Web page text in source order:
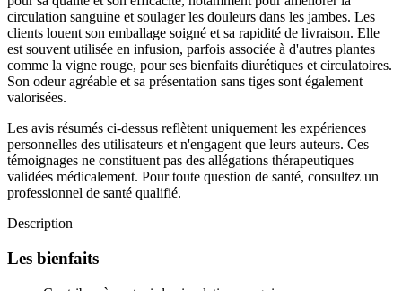
circulation sanguine et soulager les douleurs dans les jambes. Les
clients louent son emballage soigné et sa rapidité de livraison. Elle
est souvent utilisée en infusion, parfois associée à d'autres plantes
comme la vigne rouge, pour ses bienfaits diurétiques et circulatoires.
Son odeur agréable et sa présentation sans tiges sont également
valorisées.
Les avis résumés ci-dessus reflètent uniquement les expériences
personnelles des utilisateurs et n'engagent que leurs auteurs. Ces
témoignages ne constituent pas des allégations thérapeutiques
validées médicalement. Pour toute question de santé, consultez un
professionnel de santé qualifié.
Description
Les bienfaits